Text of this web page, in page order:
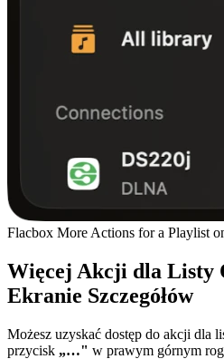
Flacbox More Actions for a Playlist
Więcej Akcji dla Listy
Ekranie Szczegółów
Możesz uzyskać dostęp do akcji dla
przycisk „…" w prawym górnym